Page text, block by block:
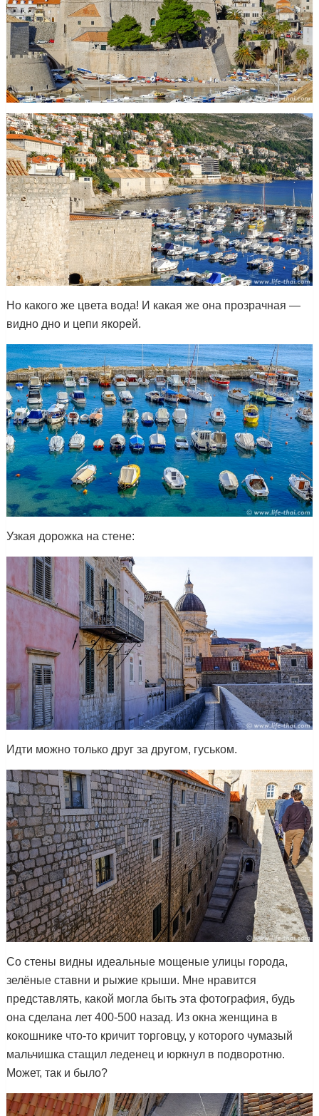
Но какого же цвета вода! И какая же она прозрачная —
видно дно и цепи якорей.
Узкая дорожка на стене:
Идти можно только друг за другом, гуськом.
Со стены видны идеальные мощеные улицы города,
зелёные ставни и рыжие крыши. Мне нравится
представлять, какой могла быть эта фотография, будь
она сделана лет 400-500 назад. Из окна женщина в
кокошнике что-то кричит торговцу, у которого чумазый
мальчишка стащил леденец и юркнул в подворотню.
Может, так и было?